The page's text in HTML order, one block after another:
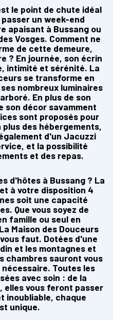
le point de chute idéal
un week-end
apaisant à Bussang ou
Vosges. Comment ne
de cette demeure,
? En journée, son écrin
intimité et sérénité. La
se transforme en
nombreux luminaires
En plus de son
son décor savamment
sont proposés pour
des hébergements,
d'un Jacuzzi
et la possibilité
et des repas.
d'hôtes à Bussang ? La
à votre disposition 4
soit une capacité
Que vous soyez de
famille ou seul en
Maison des Douceurs
faut. Dotées d'une
et les montagnes et
chambres sauront vous
Toutes les
avec soin : de la
elles vous feront passer
inoubliable, chaque
unique.